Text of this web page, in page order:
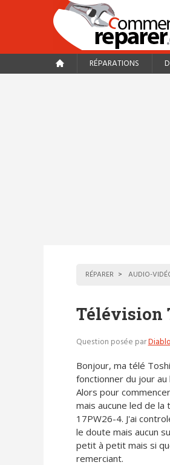
RÉPARATIONS
RÉPARER AUDIO-
Télévision
Question posée par
Bonjour, ma télé
fonctionner du jour au
Alors pour
mais aucune led de
17PW26-4. J'ai
le doute mais aucun
petit à petit mais si
remerciant.